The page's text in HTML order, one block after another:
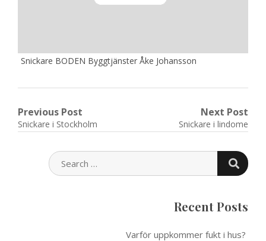
Snickare BODEN Byggtjänster Åke Johansson
Post
navigation
Previous Post
Previous
Snickare i Stockholm
Next Post
Next
Snickare i lindome
SEARCH
FOR:
Recent Posts
Varför uppkommer fukt i hus?